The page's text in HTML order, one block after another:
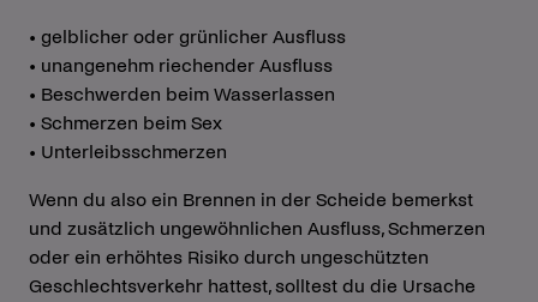
• gelblicher oder grünlicher Ausfluss
• unangenehm riechender Ausfluss
• Beschwerden beim Wasserlassen
• Schmerzen beim Sex
• Unterleibsschmerzen
Wenn du also ein Brennen in der Scheide bemerkst
und zusätzlich ungewöhnlichen Ausfluss, Schmerzen
oder ein erhöhtes Risiko durch ungeschützten
Geschlechtsverkehr hattest, solltest du die Ursache